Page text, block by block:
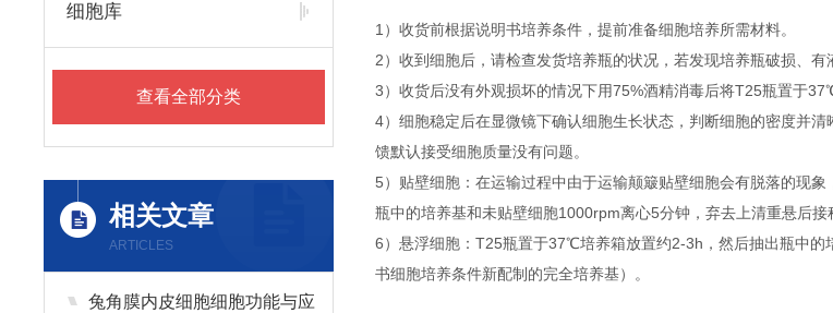
细胞库
查看全部分类
相关文章
ARTICLES
兔角膜内皮细胞细胞功能与应
1）收货前根据说明书培养条件，提前准备细胞培养所需材料。
2）收到细胞后，请检查发货培养瓶的状况，若发现培养瓶破损、有
3）收货后没有外观损坏的情况下用75%酒精消毒后将T25瓶置于
4）细胞稳定后在显微镜下确认细胞生长状态，判断细胞的密度并
馈默认接受细胞质量没有问题。
5）贴壁细胞：在运输过程中由于运输颠簸贴壁细胞会有脱落的现
瓶中的培养基和未贴壁细胞1000rpm离心5分钟，弃去上清重悬后
6）悬浮细胞：T25瓶置于37℃培养箱放置约2-3h，然后抽出瓶中
书细胞培养条件新配制的完全培养基）。